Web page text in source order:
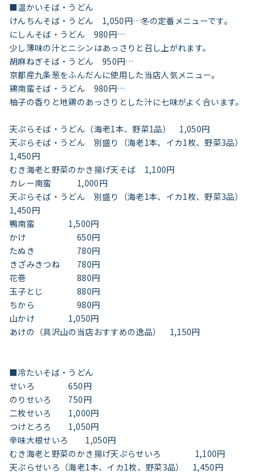
■温かいそば・うどん
けんちんそば・うどん 1,050円…冬の定番メニューです。
にしんそば・うどん 980円…
少し薄味の汁とニシンはあっさりと召し上がれます。
胡麻ねぎそば・うどん 950円…
京都産九条葱をふんだんに使用した当店人気メニュー。
鶏南蛮そば・うどん 980円…
柚子の香りと地鶏のあっさりとした汁に七味がよく合います。
天ぷらそば・うどん（海老1本、野菜1品） 1,050円
天ぷらそば・うどん 別盛り（海老1本、イカ1枚、野菜3品）
1,450円
むき海老と野菜のかき揚げ天そば 1,100円
カレー南蛮 1,000円
天ぷらそば・うどん 別盛り（海老1本、イカ1枚、野菜3品）
1,450円
鴨南蛮 1,500円
かけ 650円
たぬき 780円
きざみきつね 780円
花巻 880円
玉子とじ 880円
ちから 980円
山かけ 1,050円
あけの（具沢山の当店おすすめの逸品） 1,150円
■冷たいそば・うどん
せいろ 650円
のりせいろ 750円
二枚せいろ 1,000円
つけとろろ 1,050円
辛味大根せいろ 1,050円
むき海老と野菜のかき揚げ天ぷらせいろ 1,100円
天ぷらせいろ（海老1本、イカ1枚、野菜3品） 1,450円